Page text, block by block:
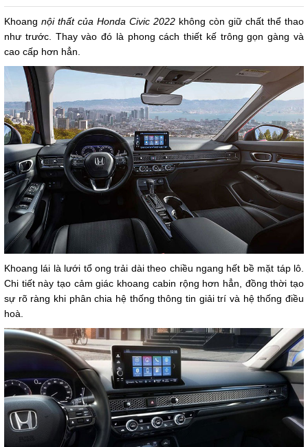
Khoang nội thất của Honda Civic 2022 không còn giữ chất thể thao
như trước. Thay vào đó là phong cách thiết kế trông gọn gàng và
cao cấp hơn hẳn.
Khoang lái là lưới tổ ong trải dài theo chiều ngang hết bề mặt táp lô.
Chi tiết này tạo cảm giác khoang cabin rộng hơn hẳn, đồng thời tạo
sự rõ ràng khi phân chia hệ thống thông tin giải trí và hệ thống điều
hoà.